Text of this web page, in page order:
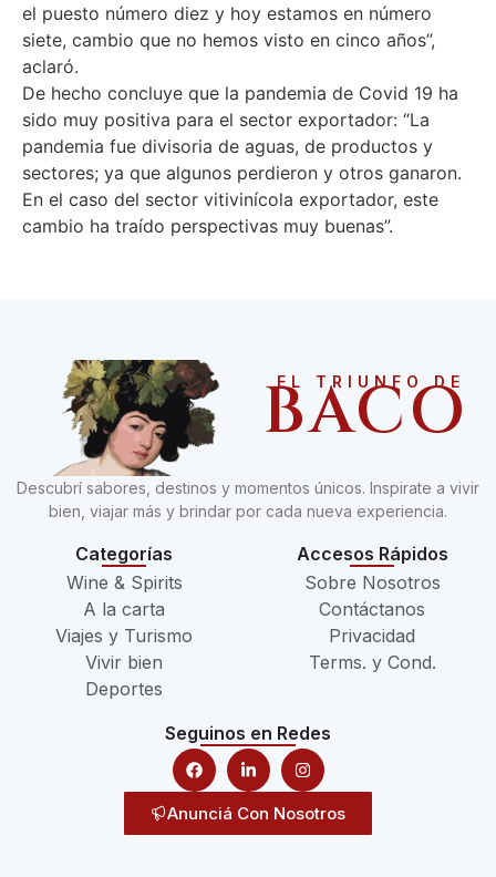
el puesto número diez y hoy estamos en número
siete, cambio que no hemos visto en cinco años”,
aclaró.
De hecho concluye que la pandemia de Covid 19 ha
sido muy positiva para el sector exportador: “La
pandemia fue divisoria de aguas, de productos y
sectores; ya que algunos perdieron y otros ganaron.
En el caso del sector vitivinícola exportador, este
cambio ha traído perspectivas muy buenas”.
EL TRIUNFO DE
BACO
Descubrí sabores, destinos y momentos únicos. Inspirate a vivir
bien, viajar más y brindar por cada nueva experiencia.
Categorías
Wine & Spirits
A la carta
Viajes y Turismo
Vivir bien
Deportes
Accesos Rápidos
Sobre Nosotros
Contáctanos
Privacidad
Terms. y Cond.
Seguinos en Redes
Anunciá Con Nosotros